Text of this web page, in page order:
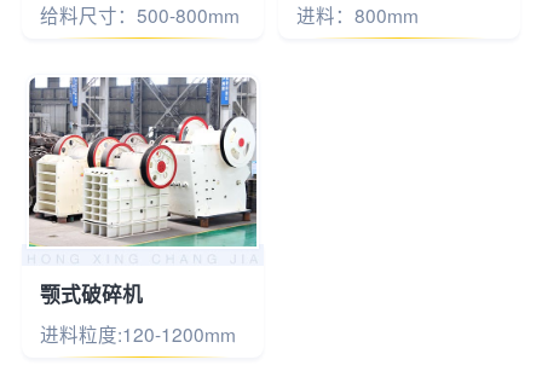
给料尺寸：500-800mm 进料：800mm
颚式破碎机
进料粒度:120-1200mm